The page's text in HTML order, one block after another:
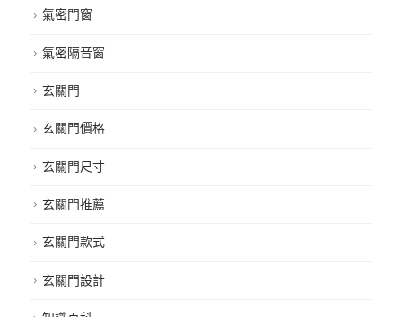
氣密門窗
氣密隔音窗
玄關門
玄關門價格
玄關門尺寸
玄關門推薦
玄關門款式
玄關門設計